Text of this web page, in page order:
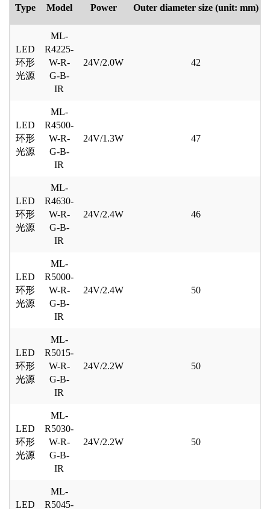
Type Model Power Outer diameter size (unit: mm)
LED
环形
光源
ML-
R4225-
W-R-
G-B-
IR
24V/2.0W 42
LED
环形
光源
ML-
R4500-
W-R-
G-B-
IR
24V/1.3W 47
LED
环形
光源
ML-
R4630-
W-R-
G-B-
IR
24V/2.4W 46
LED
环形
光源
ML-
R5000-
W-R-
G-B-
IR
24V/2.4W 50
LED
环形
光源
ML-
R5015-
W-R-
G-B-
IR
24V/2.2W 50
LED
环形
光源
ML-
R5030-
W-R-
G-B-
IR
24V/2.2W 50
LED
ML-
R5045-